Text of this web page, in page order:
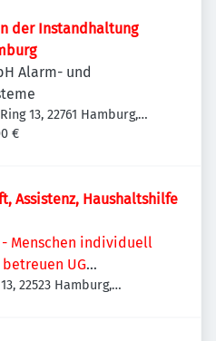
der Instandhaltung
Alarm- und
13, 22761 Hamburg,
€
Assistenz, Haushaltshilfe
- Menschen individuell
UG
22523 Hamburg,